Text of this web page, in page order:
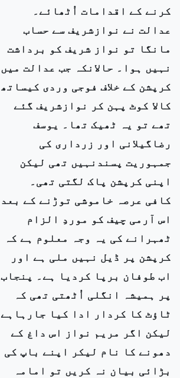
کرنے کے اقدامات اُٹھائے۔
عدالت نے نوازشریف سے حساب
مانگا تو نواز شریف کو برداشت
نہیں ہوا۔ حالانکہ جب عدالت میں
کرپشن کے خلاف فوجی وردی کیساتھ
کالا کوٹ پہن کر نوازشریف گئے
تھے تو یہ ٹھیک تھا۔ یوسف
رضاگیلانی اور زرداری کی
جمہوریت پسندنہیں تھی لیکن
اپنی کرپشن پاک لگتی تھی۔
کافی عرصہ خاموشی توڑنے کے بعد
اس آرمی چیف کو موردِ الزام
ٹھہرانے کی یہ وجہ معلوم ہے کہ
کرپشن پر ڈیل نہیں ملی ہے اور
اب طوفان برپا کردیا ہے۔ پنجاب
پر ہمیشہ انگلی اُٹھتی تھی کہ
ٹاؤٹ کا کردار ادا کیا جارہاہے
لیکن اگر مریم نواز اس داغ کے
دھونے کا نام لیکر اپنے باپ کی
بڑائی بیان نہ کریں تو امامہ